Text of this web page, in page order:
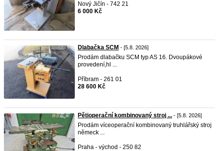
Nový Jičín - 742 21
6 000 Kč
Dlabačka SCM - [5.8. 2026]
Prodám dlabačku SCM typ AS 16. Dvoupákové
provedení,hl ...
Příbram - 261 01
28 600 Kč
Pětioperační kombinovaný stroj ... - [5.8. 2026]
Prodám víceoperační kombinovaný truhlářský stroj
německ ...
Praha - východ - 250 82